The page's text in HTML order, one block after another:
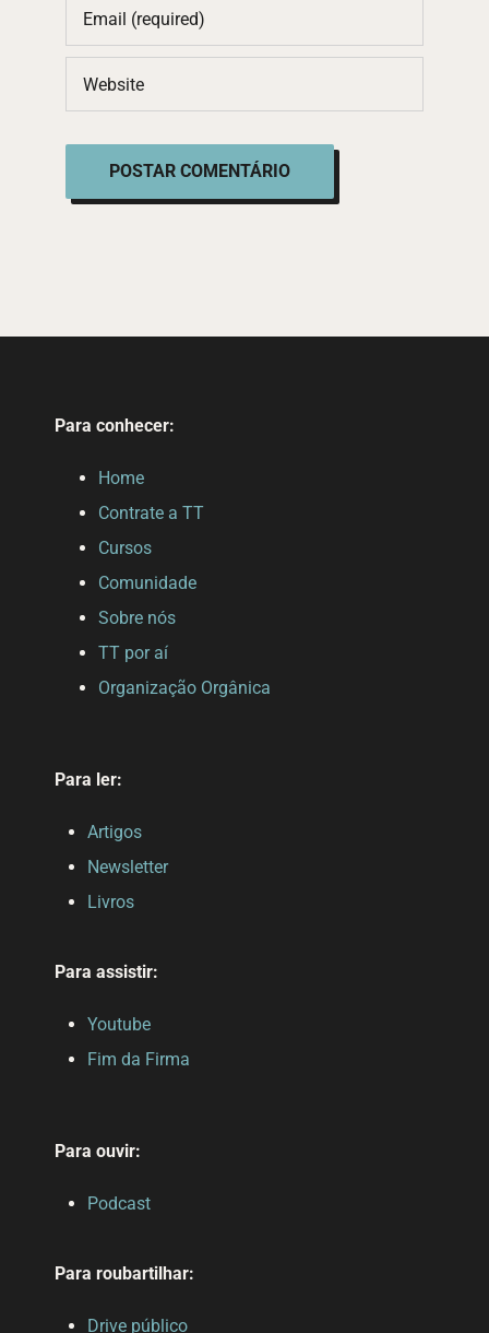
Para conhecer:
Home
Contrate a TT
Cursos
Comunidade
Sobre nós
TT por aí
Organização Orgânica
Para ler:
Artigos
Newsletter
Livros
Para assistir:
Youtube
Fim da Firma
Para ouvir:
Podcast
Para roubartilhar:
Drive público